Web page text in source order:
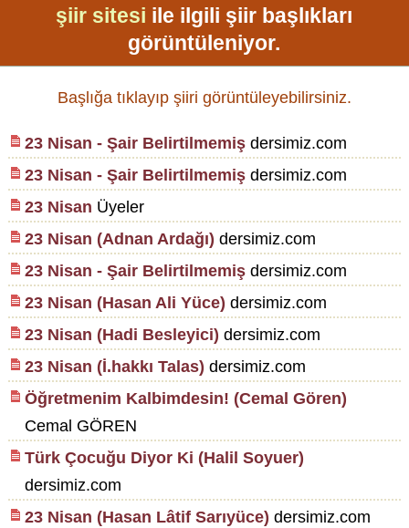
şiir sitesi ile ilgili şiir başlıkları
görüntüleniyor.
Başlığa tıklayıp şiiri görüntüleyebilirsiniz.
23 Nisan - Şair Belirtilmemişdersimiz.com
23 Nisan - Şair Belirtilmemişdersimiz.com
23 Nisan Üyeler
23 Nisan (Adnan Ardağı) dersimiz.com
23 Nisan - Şair Belirtilmemişdersimiz.com
23 Nisan (Hasan Ali Yüce) dersimiz.com
23 Nisan (Hadi Besleyici) dersimiz.com
23 Nisan (İ.hakkı Talas) dersimiz.com
Öğretmenim Kalbimdesin! (Cemal Gören)
Cemal GÖREN
Türk Çocuğu Diyor Ki (Halil Soyuer)
dersimiz.com
23 Nisan (Hasan Lâtif Sarıyüce) dersimiz.com